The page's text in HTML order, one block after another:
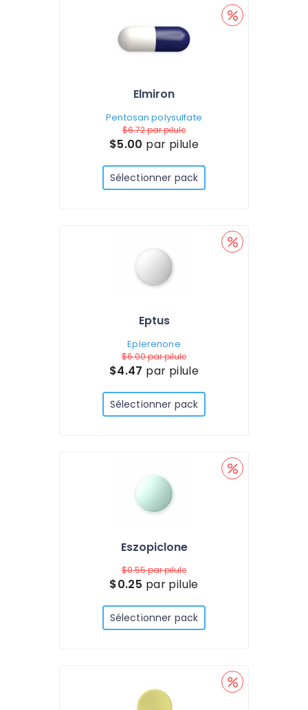
Elmiron
Pentosan polysulfate
$6.72par pilule
$5.00 par pilule
Sélectionner pack
Eptus
Eplerenone
$6.00par pilule
$4.47 par pilule
Sélectionner pack
Eszopiclone
$0.55par pilule
$0.25 par pilule
Sélectionner pack